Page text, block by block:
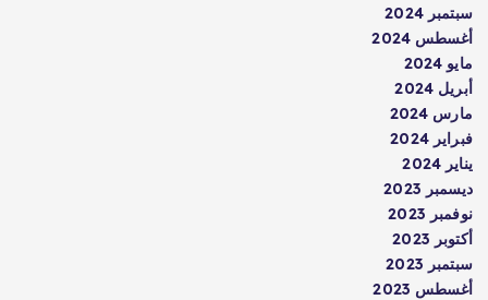
سبتمبر 2024
أغسطس 2024
مايو 2024
أبريل 2024
مارس 2024
فبراير 2024
يناير 2024
ديسمبر 2023
نوفمبر 2023
أكتوبر 2023
سبتمبر 2023
أغسطس 2023